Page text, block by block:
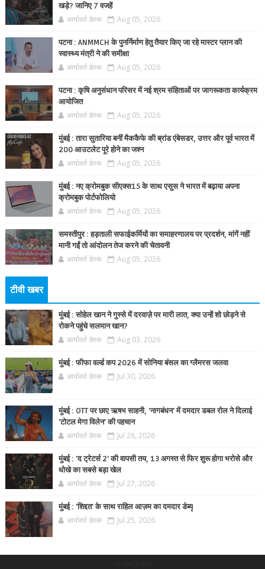
खड़े? जानिए 7 वजहें
आर्यावर्त डेस्क Aug 05, 2026
पटना : ANMMCH के पुनर्निर्माण हेतु तैयार किए जा रहे मास्टर प्लान की
स्वास्थ्य मंत्री ने की समीक्षा
आर्यावर्त डेस्क Aug 05, 2026
पटना : कृषि अनुसंधान परिसर में नई श्रम संहिताओं पर जागरूकता कार्यक्रम
आयोजित
आर्यावर्त डेस्क Aug 05, 2026
मुंबई : तारा सुतारिया बनीं मैककैफे की ब्रांड एंबेसडर, उत्तर और पूर्व भारत में
200 आउटलेट पूरे होने का जश्न
आर्यावर्त डेस्क Aug 05, 2026
मुंबई : नए क्रोमबुक सीएक्स15 के साथ एसुस ने भारत में बढ़ाया अपना
क्रोमबुक पोर्टफोलियो
आर्यावर्त डेस्क Aug 05, 2026
समस्तीपुर : हड़ताली सफाईकर्मियों का समाहरणालय पर प्रदर्शन, मांगें नहीं
मानी गईं तो आंदोलन तेज करने की चेतावनी
आर्यावर्त डेस्क Aug 05, 2026
टीवी खबर
मुंबई : सोहेल खान ने गुस्से में दरवाज़े पर मारी लात, क्या उन्हें शो छोड़ने से
रोकने पहुंचे सलमान खान?
आर्यावर्त डेस्क Aug 03, 2026
मुंबई : फीफा वर्ल्ड कप 2026 में सोनिया बंसल का ग्लैमरस जलवा
आर्यावर्त डेस्क Jul 30, 2026
मुंबई : OTT पर छाए ऋषभ साहनी, 'नागबंधन' में दमदार डबल रोल ने दिलाई
'टोटल मेगा विलेन' की पहचान
आर्यावर्त डेस्क Jul 28, 2026
मुंबई : 'द ट्रेटर्स 2' की वापसी तय, 13 अगस्त से फिर शुरू होगा भरोसे और
धोखे का सबसे बड़ा खेल
आर्यावर्त डेस्क Jul 27, 2026
मुंबई : 'शिद्दत' के साथ राहिल आज़म का दमदार डेब्यू
आर्यावर्त डेस्क Jul 25, 2026